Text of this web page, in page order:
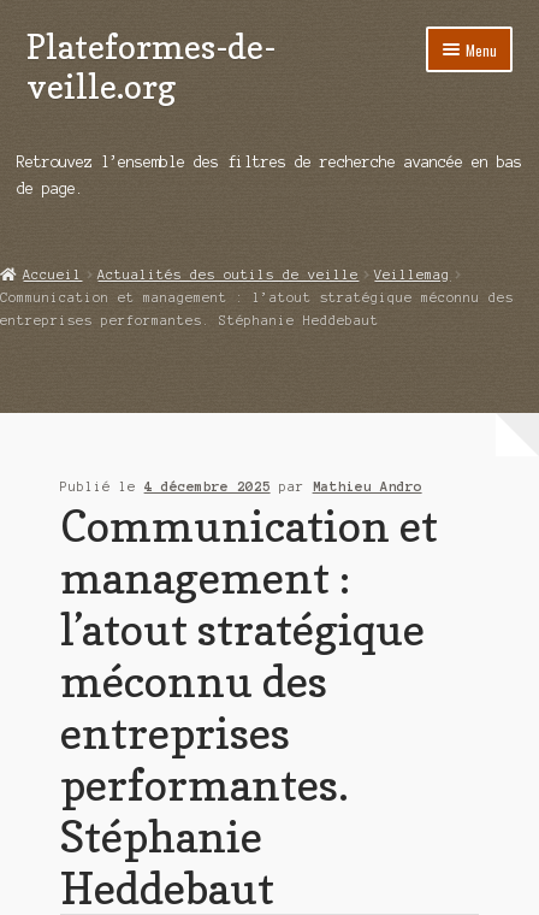
Aller
à
la
Aller
au
contenu
Plateformes-de-
veille.org
Menu
Répertoire d’ouitils
Démos vidéos
Ouvrir
Qui sommes-nous ?
Retrouvez l’ensemble des filtres de recherche avancée en bas
de page.
Accueil Actualités des outils de veille
Veillemag
Communication et management : l’atout stratégique méconnu des
entreprises performantes. Stéphanie Heddebaut
Publié le 4 décembre 2025 par Mathieu Andro
Communication et
management :
l’atout stratégique
méconnu des
entreprises
performantes.
Stéphanie
Heddebaut